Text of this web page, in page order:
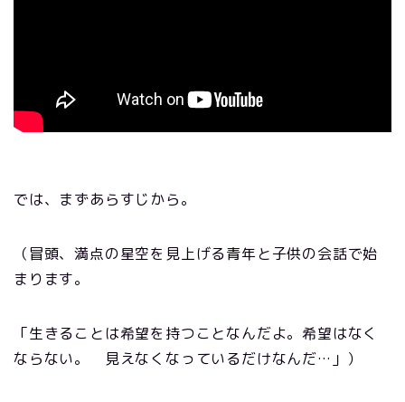
では、まずあらすじから。
（冒頭、満点の星空を見上げる青年と子供の会話で始
まります。
「生きることは希望を持つことなんだよ。希望はなく
ならない。 見えなくなっているだけなんだ…」）